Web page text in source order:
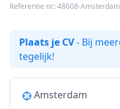
Referentie nr.: 48608-Amsterdam
Plaats je CV- Bij
tegelijk!
Amsterdam